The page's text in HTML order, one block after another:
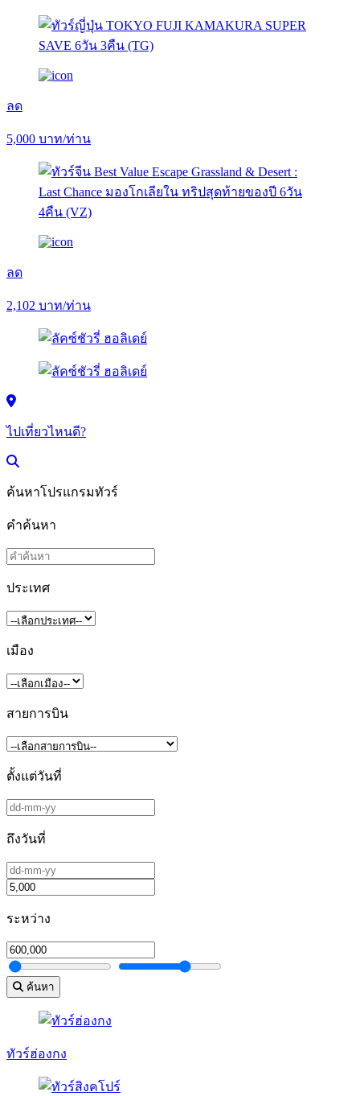
ลด
5,000 บาท/ท่าน
ลด
2,102 บาท/ท่าน
ไปเที่ยวไหนดี?
ค้นหาโปรแกรมทัวร์
คำค้นหา
ประเทศ
เมือง
สายการบิน
ตั้งแต่วันที่
ถึงวันที่
ระหว่าง
ค้นหา
ทัวร์ฮ่องกง